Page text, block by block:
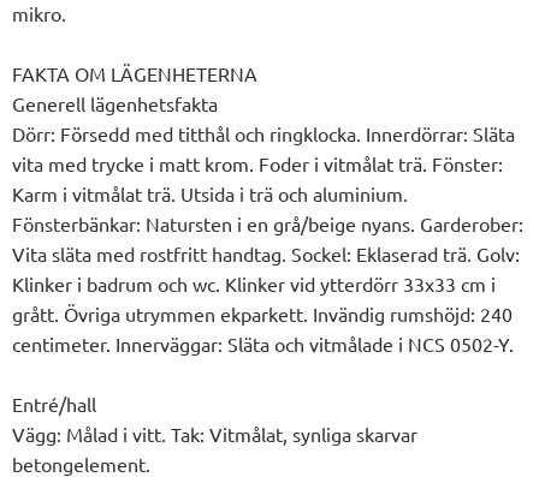
mikro.
FAKTA OM LÄGENHETERNA
Generell lägenhetsfakta
Dörr: Försedd med titthål och ringklocka. Innerdörrar: Släta
vita med trycke i matt krom. Foder i vitmålat trä. Fönster:
Karm i vitmålat trä. Utsida i trä och aluminium.
Fönsterbänkar: Natursten i en grå/beige nyans. Garderober:
Vita släta med rostfritt handtag. Sockel: Eklaserad trä. Golv:
Klinker i badrum och wc. Klinker vid ytterdörr 33x33 cm i
grått. Övriga utrymmen ekparkett. Invändig rumshöjd: 240
centimeter. Innerväggar: Släta och vitmålade i NCS 0502-Y.
Entré/hall
Vägg: Målad i vitt. Tak: Vitmålat, synliga skarvar
betongelement.